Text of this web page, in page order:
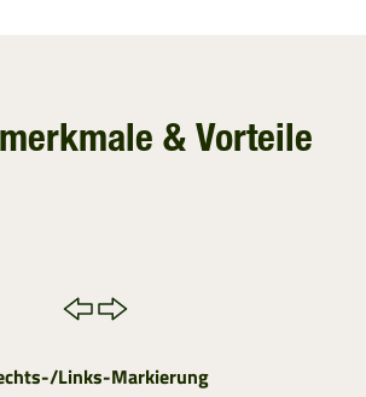
& Vorteile
Links-Markierung